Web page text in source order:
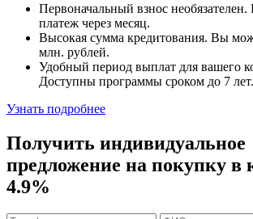
Первоначальный взнос необязателен.
платеж через месяц.
Высокая сумма кредитования. Вы
млн. рублей.
Удобный период выплат для вашего
Доступны программы сроком до 7 лет.
Узнать подробнее
Получить индивидуальное
предложение на покупку в
4.9%